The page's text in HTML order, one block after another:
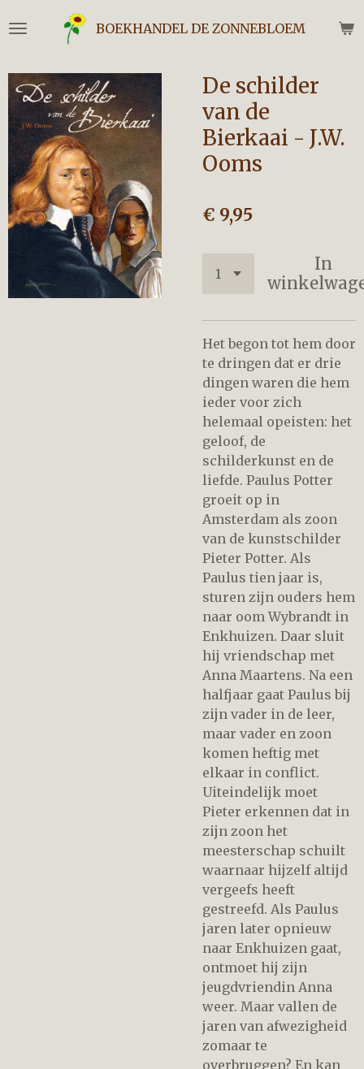
direct
de
hoofdinhoud
BOEKHANDEL DE ZONNEBLOEM
De schilder
van de
Bierkaai - J.W.
Ooms
€ 9,95
In
Het begon tot hem door
te dringen dat er drie
dingen waren die hem
ieder voor zich
helemaal opeisten: het
geloof, de
schilderkunst en de
liefde. Paulus Potter
groeit op in
Amsterdam als zoon
van de kunstschilder
Pieter Potter. Als
Paulus tien jaar is,
sturen zijn ouders hem
naar oom Wybrandt in
Enkhuizen. Daar sluit
hij vriendschap met
Anna Maartens. Na een
halfjaar gaat Paulus bij
zijn vader in de leer,
maar vader en zoon
komen heftig met
elkaar in conflict.
Uiteindelijk moet
Pieter erkennen dat in
zijn zoon het
meesterschap schuilt
waarnaar hijzelf altijd
vergeefs heeft
gestreefd. Als Paulus
jaren later opnieuw
naar Enkhuizen gaat,
ontmoet hij zijn
jeugdvriendin Anna
weer. Maar vallen de
jaren van afwezigheid
zomaar te
overbruggen? En kan